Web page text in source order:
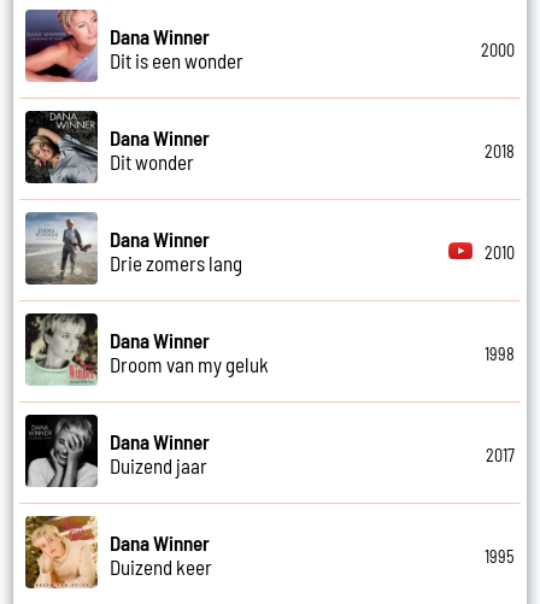
Dana Winner
Dit is een wonder
2000
Dana Winner
Dit wonder
2018
Dana Winner
Drie zomers lang
2010
Dana Winner
Droom van my geluk
1998
Dana Winner
Duizend jaar
2017
Dana Winner
Duizend keer
1995